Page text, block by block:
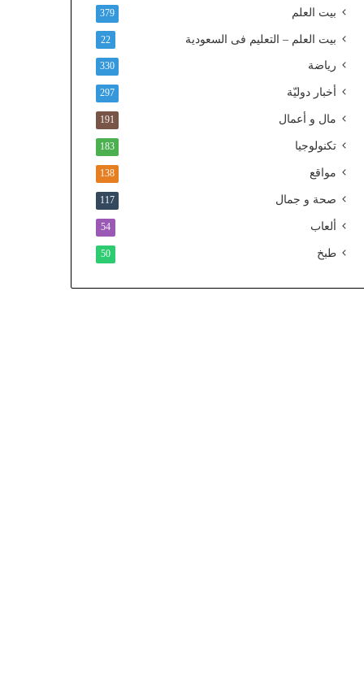
ي
ل
م
ح
بيت العلم 379
بيت العلم – التعليم فى السعودية 22
رياضة 330
أخبار دوليّة 297
مال و أعمال 191
تكنولوجيا 183
مواقع 138
صحة و جمال 117
ألعاب 54
طبخ 50